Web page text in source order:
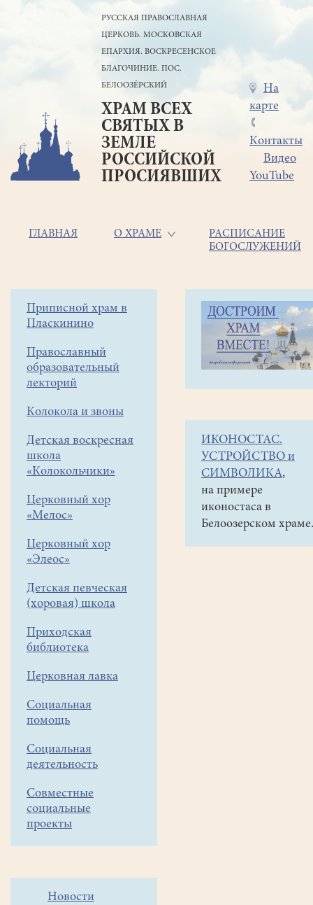
РУССКАЯ ПРАВОСЛАВНАЯ
ЦЕРКОВЬ. МОСКОВСКАЯ
ЕПАРХИЯ. ВОСКРЕСЕНСКОЕ
БЛАГОЧИНИЕ. ПОС.
БЕЛООЗЁРСКИЙ
ХРАМ ВСЕХ
СВЯТЫХ В
ЗЕМЛЕ
РОССИЙСКОЙ
ПРОСИЯВШИХ
Меню
в
шапке
На
карте
Контакты
Видео
YouTube
Основная
ГЛАВНАЯ О ХРАМЕ
РАСПИСАНИЕ
БОГОСЛУЖЕНИЙ
Боковое
меню
Приписной храм в
Пласкинино
Православный
образовательный
лекторий
Колокола и звоны
Детская воскресная
школа
«Колокольчики»
Церковный хор
«Мелос»
Церковный хор
«Элеос»
Детская певческая
(хоровая) школа
Приходская
библиотека
Церковная лавка
Социальная
помощь
Социальная
деятельность
Совместные
социальные
проекты
Дополнительное
Новости
Строка
навигации
Объявления
17-
храма
лекция
ИКОНОСТАС.
УСТРОЙСТВО и
СИМВОЛИКА,
на примере
иконостаса в
Белоозерском храме.